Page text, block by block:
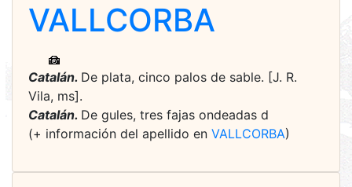
VALLCORBA
Catalán. De plata, cinco palos de sable. [J. R.
Vila, ms].
Catalán. De gules, tres fajas ondeadas d
(+ información del apellido en VALLCORBA)